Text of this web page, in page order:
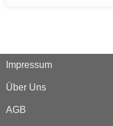
Impressum
Über Uns
AGB